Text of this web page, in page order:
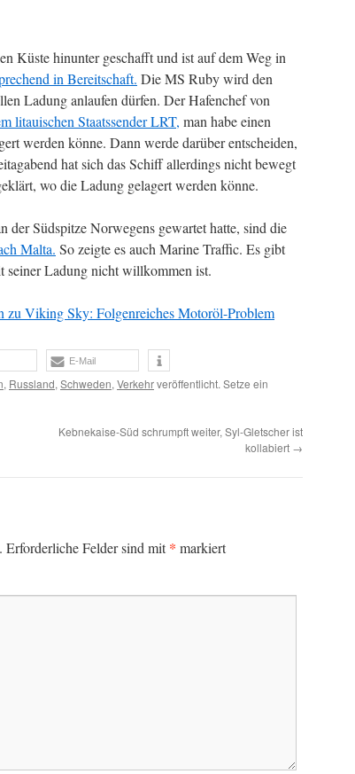
Küste hinunter geschafft und ist auf dem Weg in
in Bereitschaft. Die MS Ruby wird den
Ladung anlaufen dürfen. Der Hafenchef von
litauischen Staatssender LRT, man habe einen
werden könne. Dann werde darüber entscheiden,
hat sich das Schiff allerdings nicht bewegt
wo die Ladung gelagert werden könne.
der Südspitze Norwegens gewartet hatte, sind die
Malta. So zeigte es auch Marine Traffic. Es gibt
seiner Ladung nicht willkommen ist.
zu Viking Sky: Folgenreiches Motoröl-Problem
E-Mail
, Russland, Schweden, Verkehrveröffentlicht. Setze ein
Kebnekaise-Süd schrumpft weiter, Syl-Gletscher ist
kollabiert →
Erforderliche Felder sind mit* markiert